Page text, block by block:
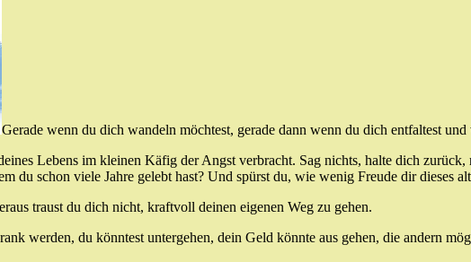
Gerade wenn du dich wandeln möchtest, gerade dann wenn du dich entfaltest
Lebens im kleinen Käfig der Angst verbracht. Sag nichts, halte dich
du schon viele Jahre gelebt hast? Und spürst du, wie wenig Freude dir dieses
traust du dich nicht, kraftvoll deinen eigenen Weg zu gehen.
werden, du könntest untergehen, dein Geld könnte aus gehen, die andern